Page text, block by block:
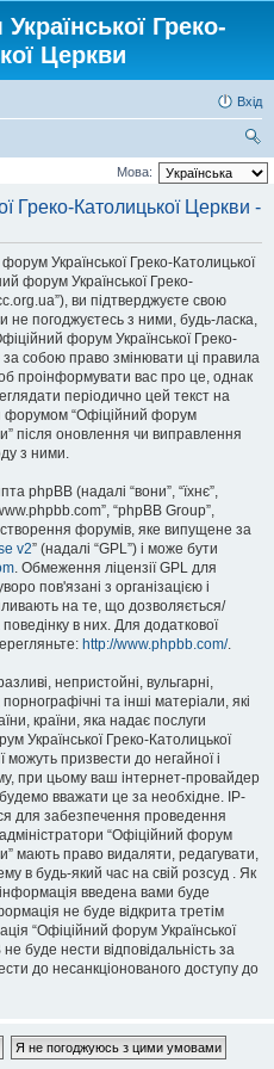
Греко-
Церкви
Вхід
ош
Мова:
Греко-Католицької Церкви -
Української Греко-Католицької
форум Української Греко-
ви підтверджуєте свою
погоджуєтесь з ними, будь-ласка,
форум Української Греко-
собою право змінювати ці правила
проінформувати вас про це, однак
періодично цей текст на
форумом “Офіційний форум
після оновлення чи виправлення
з ними.
phpBB (надалі “вони”, “їхнє”,
“phpBB Group”,
форумів, яке випущене за
v2” (надалі “GPL”) і може бути
. Обмеження ліцензії GPL для
пов'язані з організацією і
на те, що дозволяється/
в них. Для додаткової
http://www.phpbb.com/.
непристойні, вульгарні,
та інші матеріали, які
країни, яка надає послуги
Української Греко-Католицької
можуть призвести до негайної і
при цьому ваш інтернет-провайдер
вважати це за необхідне. IP-
для забезпечення проведення
“Офіційний форум
мають право видаляти, редагувати,
в будь-який час на свій розсуд . Як
введена вами буде
не буде відкрита третім
“Офіційний форум Української
буде нести відповідальність за
до несанкціонованого доступу до